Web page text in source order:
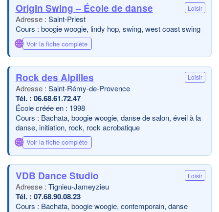
Origin Swing – École de danse Loisir
Saint-Priest
Cours : boogie woogie, lindy hop, swing, west coast swing
🌐 Voir la fiche complète
Rock des Alpilles Loisir
Saint-Rémy-de-Provence
06.68.61.72.47
École créée en : 1998
Cours : Bachata, boogie woogie, danse de salon, éveil à la
danse, initiation, rock, rock acrobatique
🌐 Voir la fiche complète
VDB Dance Studio Loisir
Tignieu-Jameyzieu
07.68.90.08.23
Cours : Bachata, boogie woogie, contemporain, danse